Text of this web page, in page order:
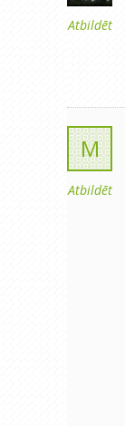
Atbildēt
M
Atbildēt